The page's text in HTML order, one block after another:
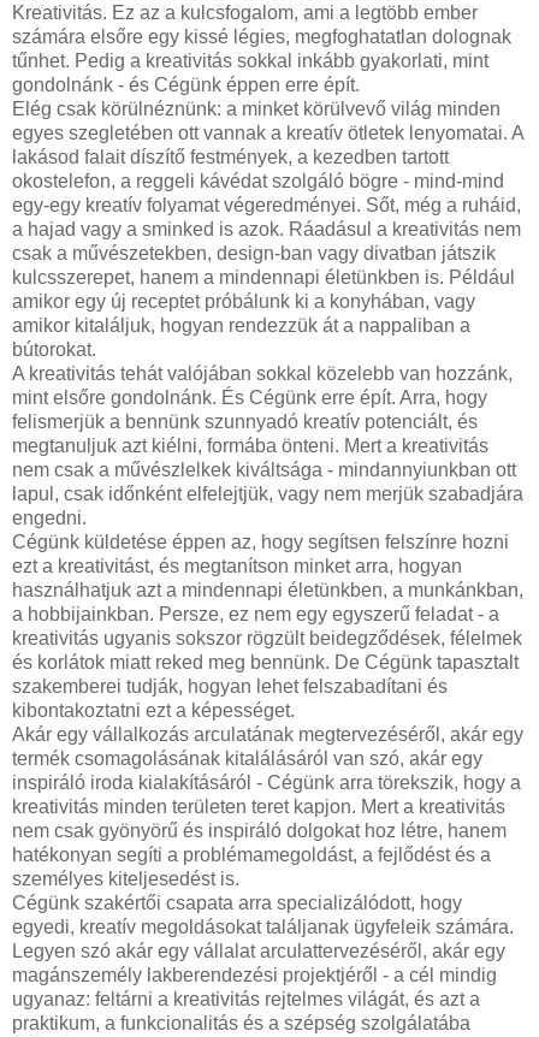
Kreativitás. Ez az a kulcsfogalom, ami a legtöbb ember
számára elsőre egy kissé légies, megfoghatatlan dolognak
tűnhet. Pedig a kreativitás sokkal inkább gyakorlati, mint
gondolnánk - és Cégünk éppen erre épít.
Elég csak körülnéznünk: a minket körülvevő világ minden
egyes szegletében ott vannak a kreatív ötletek lenyomatai. A
lakásod falait díszítő festmények, a kezedben tartott
okostelefon, a reggeli kávédat szolgáló bögre - mind-mind
egy-egy kreatív folyamat végeredményei. Sőt, még a ruháid,
a hajad vagy a sminked is azok. Ráadásul a kreativitás nem
csak a művészetekben, design-ban vagy divatban játszik
kulcsszerepet, hanem a mindennapi életünkben is. Például
amikor egy új receptet próbálunk ki a konyhában, vagy
amikor kitaláljuk, hogyan rendezzük át a nappaliban a
bútorokat.
A kreativitás tehát valójában sokkal közelebb van hozzánk,
mint elsőre gondolnánk. És Cégünk erre épít. Arra, hogy
felismerjük a bennünk szunnyadó kreatív potenciált, és
megtanuljuk azt kiélni, formába önteni. Mert a kreativitás
nem csak a művészlelkek kiváltsága - mindannyiunkban ott
lapul, csak időnként elfelejtjük, vagy nem merjük szabadjára
engedni.
Cégünk küldetése éppen az, hogy segítsen felszínre hozni
ezt a kreativitást, és megtanítson minket arra, hogyan
használhatjuk azt a mindennapi életünkben, a munkánkban,
a hobbijainkban. Persze, ez nem egy egyszerű feladat - a
kreativitás ugyanis sokszor rögzült beidegződések, félelmek
és korlátok miatt reked meg bennünk. De Cégünk tapasztalt
szakemberei tudják, hogyan lehet felszabadítani és
kibontakoztatni ezt a képességet.
Akár egy vállalkozás arculatának megtervezéséről, akár egy
termék csomagolásának kitalálásáról van szó, akár egy
inspiráló iroda kialakításáról - Cégünk arra törekszik, hogy a
kreativitás minden területen teret kapjon. Mert a kreativitás
nem csak gyönyörű és inspiráló dolgokat hoz létre, hanem
hatékonyan segíti a problémamegoldást, a fejlődést és a
személyes kiteljesedést is.
Cégünk szakértői csapata arra specializálódott, hogy
egyedi, kreatív megoldásokat találjanak ügyfeleik számára.
Legyen szó akár egy vállalat arculattervezéséről, akár egy
magánszemély lakberendezési projektjéről - a cél mindig
ugyanaz: feltárni a kreativitás rejtelmes világát, és azt a
praktikum, a funkcionalitás és a szépség szolgálatába